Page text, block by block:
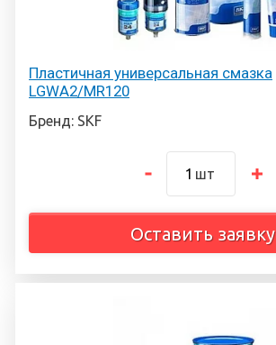
Пластичная универсальная смазка
LGWA2/MR120
Бренд: SKF
шт
Оставить заявку